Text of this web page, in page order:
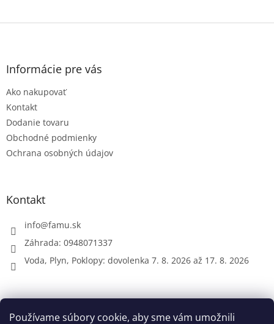
Používame súbory cookie, aby sme vám umožnili
Z
Informácie pre vás
Ako nakupovať
Kontakt
Dodanie tovaru
Obchodné podmienky
Ochrana osobných údajov
Kontakt
info@famu.sk
Záhrada: 0948071337
Voda, Plyn, Poklopy: dovolenka 7. 8. 2026 až 17. 8. 2026